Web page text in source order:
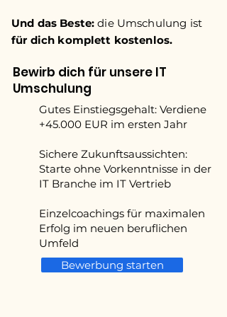
Und das Beste:die Umschulung ist
für dich komplett kostenlos.
Bewirb dich für unsere IT
Umschulung
Gutes Einstiegsgehalt: Verdiene
+45.000 EUR im ersten Jahr
Sichere Zukunftsaussichten:
Starte ohne Vorkenntnisse in der
IT Branche im IT Vertrieb
Einzelcoachings für maximalen
Erfolg im neuen beruflichen
Umfeld
Bewerbung starten